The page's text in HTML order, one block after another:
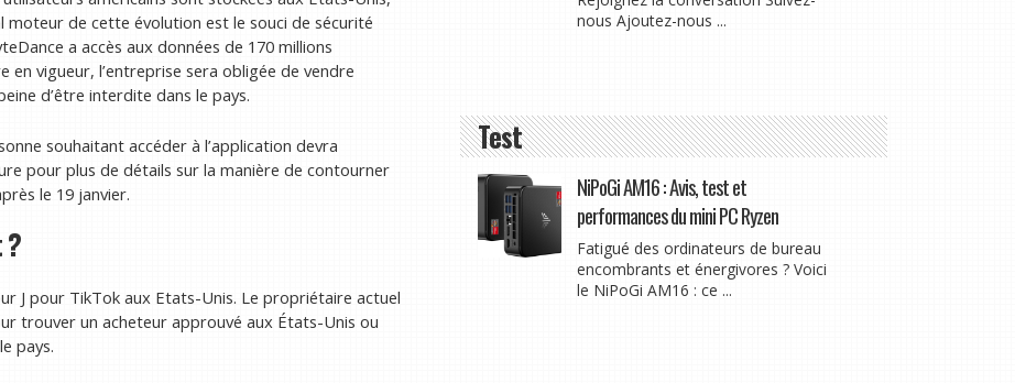
moteur de cette évolution est le souci de sécurité
a accès aux données de 170 millions
en vigueur, l’entreprise sera obligée de vendre
d’être interdite dans le pays.
souhaitant accéder à l’application devra
pour plus de détails sur la manière de contourner
le 19 janvier.
?
J pour TikTok aux Etats-Unis. Le propriétaire actuel
trouver un acheteur approuvé aux États-Unis ou
pays.
nous Ajoutez-nous ...
Test
NiPoGi AM16 : Avis, test et
performances du mini PC Ryzen
Fatigué des ordinateurs de bureau
encombrants et énergivores ? Voici
le NiPoGi AM16 : ce ...